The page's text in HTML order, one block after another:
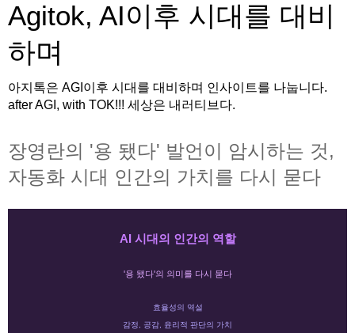
Agitok, AI이후 시대를 대비
하며
아지톡은 AGI이후 시대를 대비하며 인사이트를 나눕니다.
after AGI, with TOK!!! 세상은 내러티브다.
장영란의 '용 됐다' 발언이 암시하는 것,
자동화 시대 인간의 가치를 다시 묻다
AI 시대의 인간의 역할
'용 됐다'의 의미를 다시 묻다
효율성의 역설
감정, 공감, 윤리적 판단의 가치